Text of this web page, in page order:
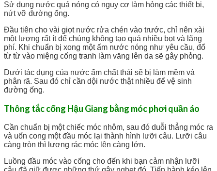
Sử dụng nước quá nóng có nguy cơ làm hỏng các thiết bị,
nứt vỡ đường ống.
Đầu tiên cho vài giọt nước rửa chén vào trước, chỉ nên xài
một lượng rất ít để chúng không tạo quá nhiều bọt và lãng
phí. Khi chuẩn bị xong một ấm nước nóng như yêu cầu, đổ
từ từ vào miệng cống tranh làm văng lên da sẽ gây phỏng.
Dưới tác dụng của nước ấm chất thải sẽ bị làm mềm và
phân rã. Sau đó chỉ cần dội nước thật nhiều để vệ sinh
đường ống.
Thông tắc cống Hậu Giang bằng móc phơi quần áo
Cần chuẩn bị một chiếc móc nhôm, sau đó duỗi thẳng móc ra
và uốn cong một đầu móc lại thành hình lưỡi câu. Lưỡi câu
càng tròn thì lượng rác móc lên càng lớn.
Luồng đầu móc vào cống cho đến khi bạn cảm nhận lưỡi